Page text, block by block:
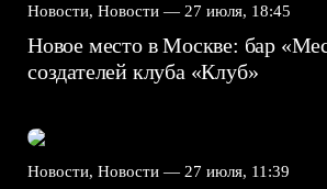
Новости, Новости — 27 июля, 18:45
Новое место в Москве: бар
создателей клуба «Клуб»
Новости, Новости — 27 июля, 11:39